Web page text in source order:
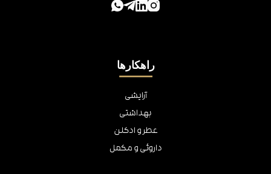
راهکارها
آرایشی
بهداشتی
عطر و ادکلن
داروئی و مکمل